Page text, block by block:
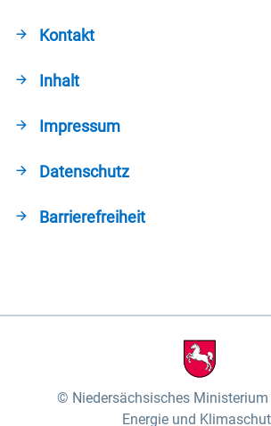
Kontakt
Inhalt
Impressum
Datenschutz
Barrierefreiheit
Niedersächsisches
Energie und